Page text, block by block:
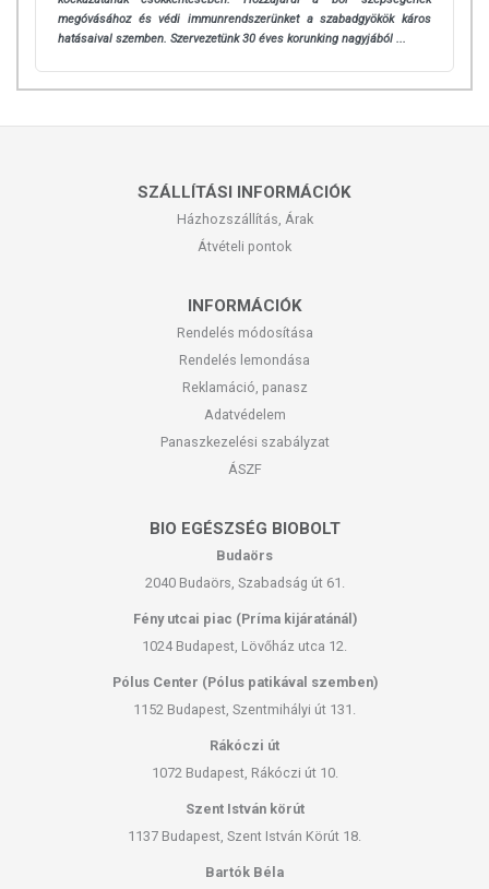
megóvásához és védi immunrendszerünket a szabadgyökök káros
hatásaival szemben. Szervezetünk 30 éves korunking nagyjából ...
SZÁLLÍTÁSI INFORMÁCIÓK
Házhozszállítás, Árak
Átvételi pontok
INFORMÁCIÓK
Rendelés módosítása
Rendelés lemondása
Reklamáció, panasz
Adatvédelem
Panaszkezelési szabályzat
ÁSZF
BIO EGÉSZSÉG BIOBOLT
Budaörs
2040 Budaörs, Szabadság út 61.
Fény utcai piac (Príma kijáratánál)
1024 Budapest, Lövőház utca 12.
Pólus Center (Pólus patikával szemben)
1152 Budapest, Szentmihályi út 131.
Rákóczi út
1072 Budapest, Rákóczi út 10.
Szent István körút
1137 Budapest, Szent István Körút 18.
Bartók Béla